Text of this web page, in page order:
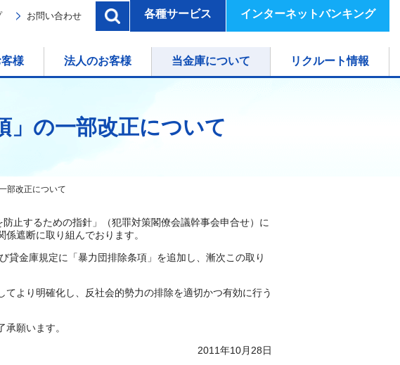
お問い合わせ 検索各種サービス インターネットバンキング
様 法人のお客様 当金庫について リクルート情報
」の一部改正について
部改正について
止するための指針」（犯罪対策閣僚会議幹事会申合せ）に
遮断に取り組んでおります。
金庫規定に「暴力団排除条項」を追加し、漸次この取り
より明確化し、反社会的勢力の排除を適切かつ有効に行う
願います。
2011年10月28日